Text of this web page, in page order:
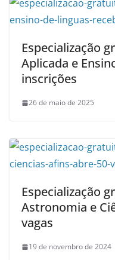
Especialização
Aplicada e
inscrições
26 de maio de 2025
Especialização
Astronomia e
vagas
19 de novembro de 2024